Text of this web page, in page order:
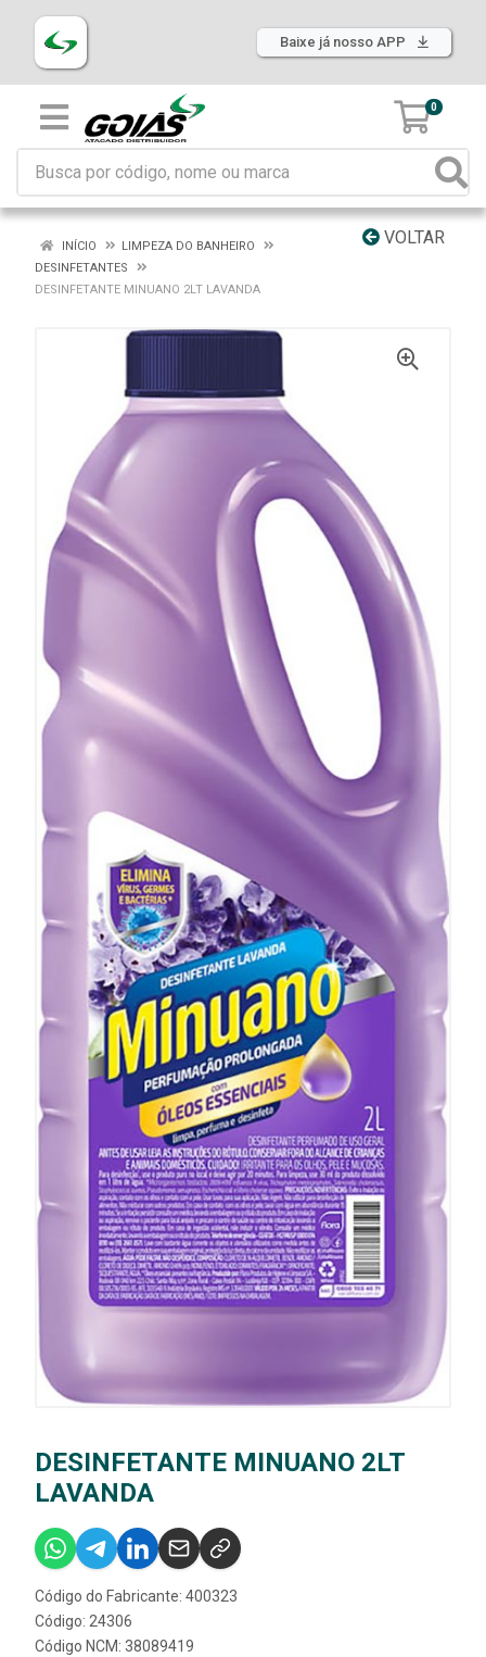
Baixe já nosso APP
0
VOLTAR
INÍCIO
LIMPEZA DO BANHEIRO
DESINFETANTES
DESINFETANTE MINUANO 2LT LAVANDA
DESINFETANTE MINUANO 2LT
LAVANDA
Código do Fabricante: 400323
Código: 24306
Código NCM: 38089419